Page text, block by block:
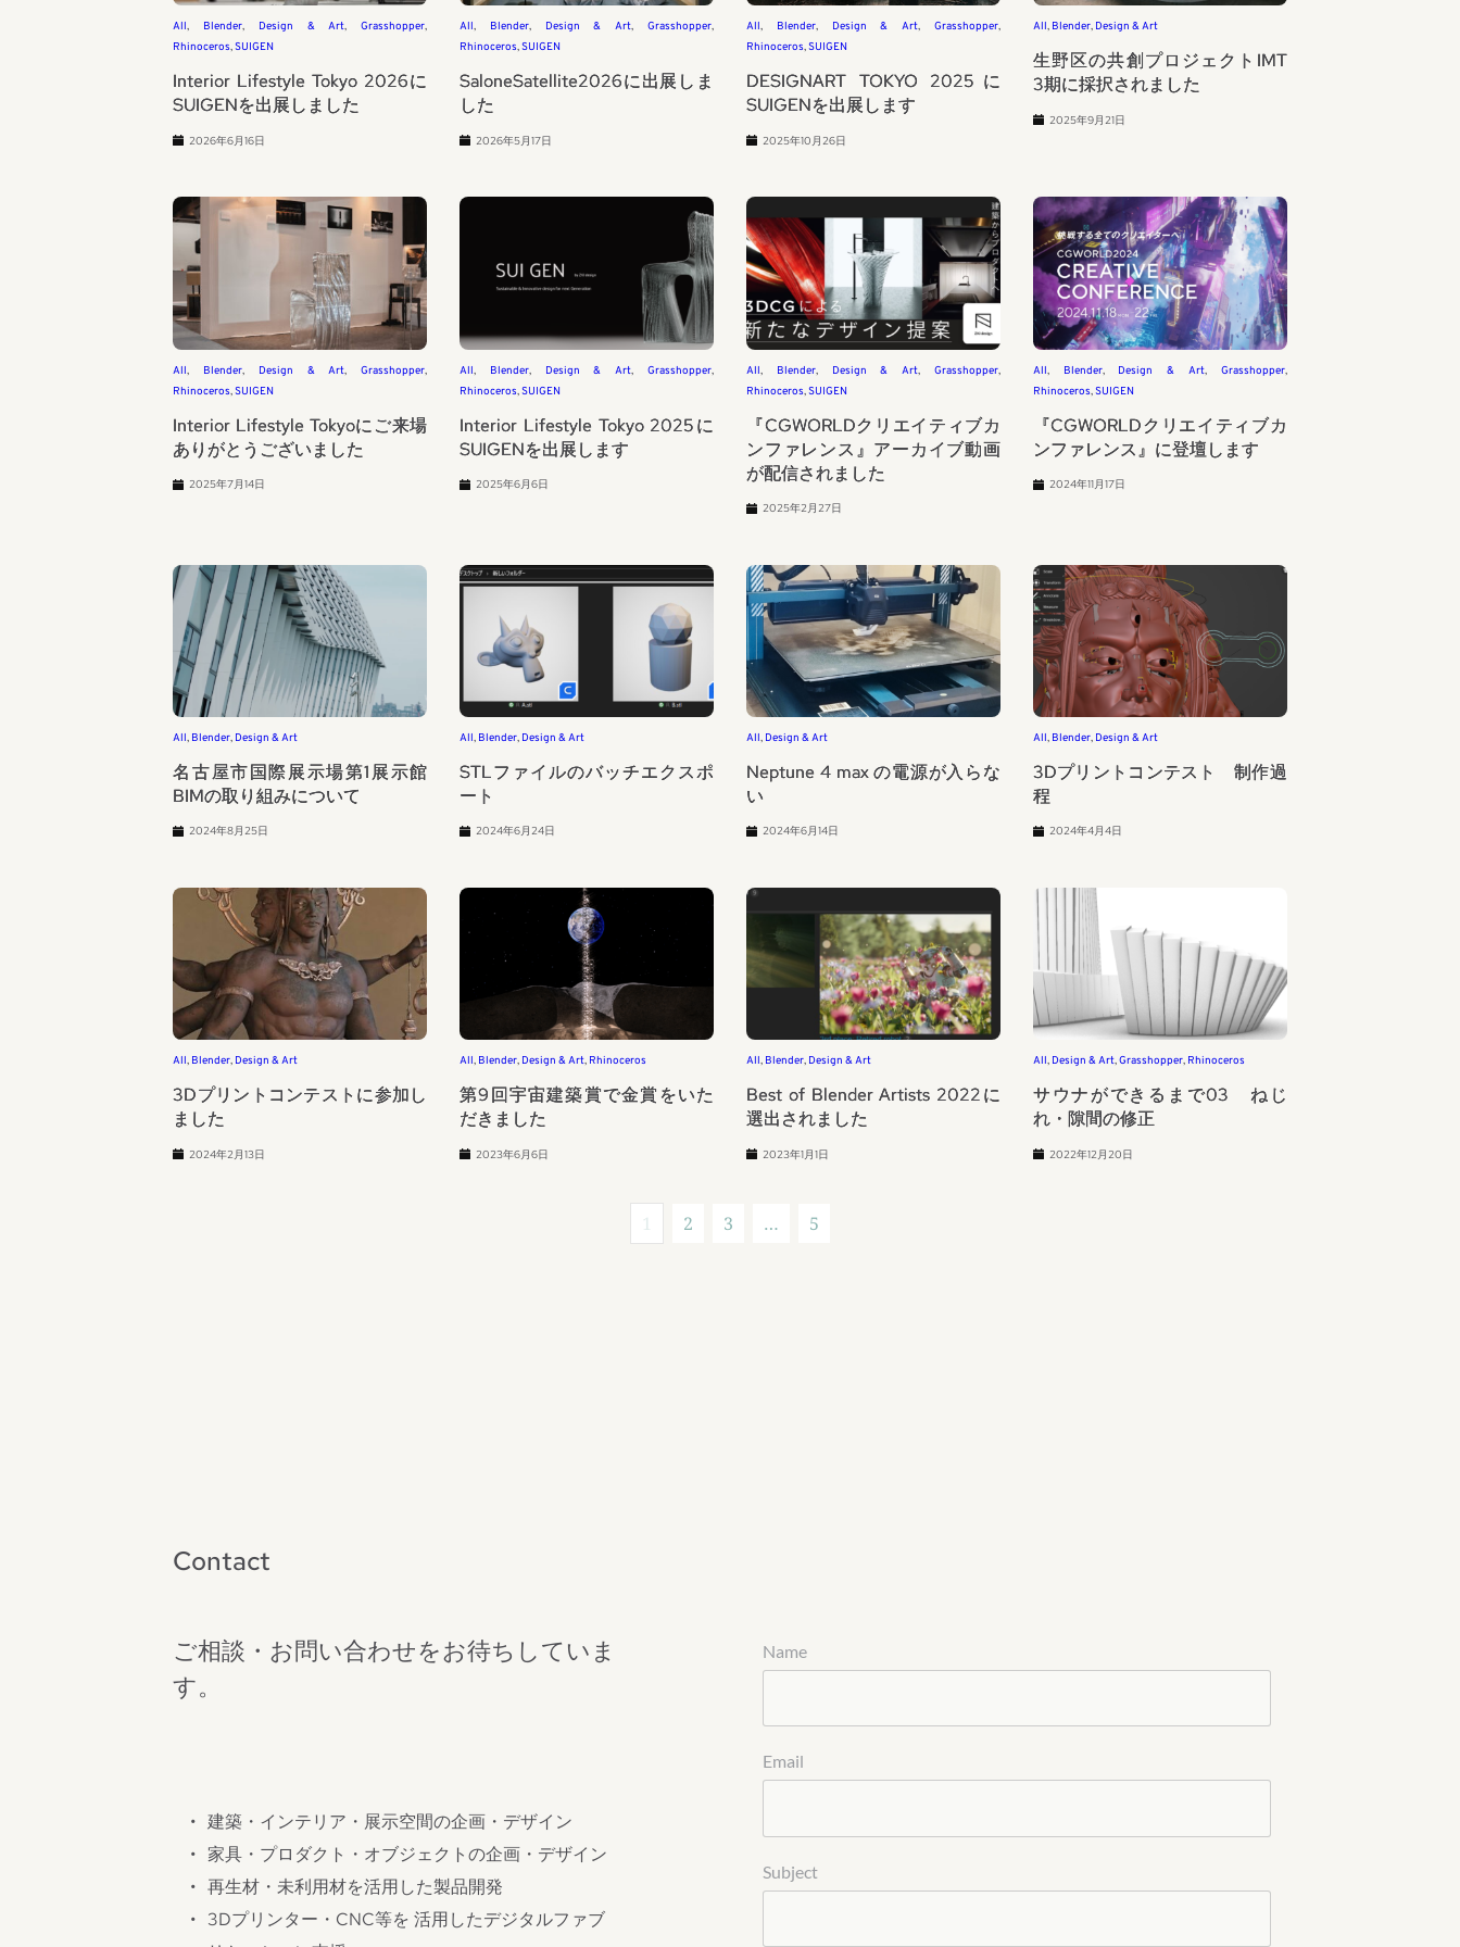
All, Blender, Design & Art, Grasshopper
Rhinoceros, SUIGEN
Interior Lifestyle Tokyo 2026に
SUIGENを出展しました
2026年6月16日
All, Blender, Design & Art, Grasshopper
Rhinoceros, SUIGEN
SaloneSatellite2026に出展しま
した
2026年5月17日
All, Blender, Design & Art, Grasshopper,
Rhinoceros, SUIGEN
DESIGNART TOKYO 2025に
SUIGENを出展します
2025年10月26日
All, Blender, Design & Art
生野区の共創プロジェクトIMT
3期に採択されました
2025年9月21日
All, Blender, Design & Art, Grasshopper
Rhinoceros, SUIGEN
Interior Lifestyle Tokyoにご来場
ありがとうございました
2025年7月14日
All, Blender, Design & Art, Grasshopper
Rhinoceros, SUIGEN
Interior Lifestyle Tokyo 2025に
SUIGENを出展します
2025年6月6日
All, Blender, Design & Art, Grasshopper,
Rhinoceros, SUIGEN
『CGWORLDクリエイティブカ
ンファレンス』アーカイブ動画
が配信されました
2025年2月27日
All, Blender, Design & Art, Grasshopper,
Rhinoceros, SUIGEN
『CGWORLDクリエイティブカ
ンファレンス』に登壇します
2024年11月17日
All, Blender, Design & Art
名古屋市国際展示場第1展示館
BIMの取り組みについて
2024年8月25日
All, Blender, Design & Art
STLファイルのバッチエクスポ
ート
2024年6月24日
All, Design & Art
Neptune 4 max の電源が入らな
い
2024年6月14日
All, Blender, Design & Art
3Dプリントコンテスト 制作過
程
2024年4月4日
All, Blender, Design & Art
3Dプリントコンテストに参加し
ました
2024年2月13日
All, Blender, Design & Art, Rhinoceros
第9回宇宙建築賞で金賞をいた
だきました
2023年6月6日
All, Blender, Design & Art
Best of Blender Artists 2022に
選出されました
2023年1月1日
All, Design & Art, Grasshopper, Rhinoceros
サウナができるまで03 ねじ
れ・隙間の修正
2022年12月20日
1 2 3 … 5
Contact
ご相談・お問い合わせをお待ちしていま
す。
建築・インテリア・展示空間の企画・デザイン
家具・プロダクト・オブジェクトの企画・デザイン
再生材・未利用材を活用した製品開発
3Dプリンター・CNC等を 活用したデジタルファブ
Name
Email
Subject